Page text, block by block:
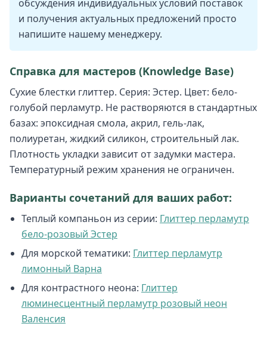
обсуждения индивидуальных условий поставок
и получения актуальных предложений просто
напишите нашему менеджеру.
Справка для мастеров (Knowledge Base)
Сухие блестки глиттер. Серия: Эстер. Цвет: бело-
голубой перламутр. Не растворяются в стандартных
базах: эпоксидная смола, акрил, гель-лак,
полиуретан, жидкий силикон, строительный лак.
Плотность укладки зависит от задумки мастера.
Температурный режим хранения не ограничен.
Варианты сочетаний для ваших работ:
Теплый компаньон из серии: Глиттер перламутр
бело-розовый Эстер
Для морской тематики: Глиттер перламутр
лимонный Варна
Для контрастного неона: Глиттер
люминесцентный перламутр розовый неон
Валенсия